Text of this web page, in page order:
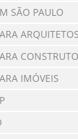
SÃO PAULO
ARQUITETOS
IMÓVEIS